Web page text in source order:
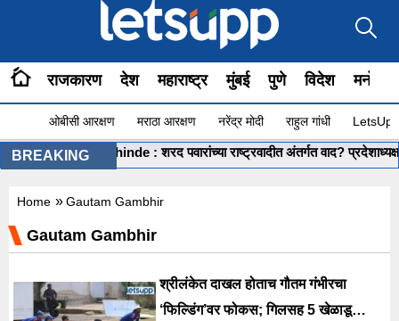
राजकारण देश महाराष्ट्र मुंबई पुणे विदेश
ओबीसी आरक्षण मराठा आरक्षण नरेंद्र मोदी राहुल गांधी
BREAKING
Shashikant Shinde : शरद पवारांच्या राष्ट्रवादीत अंतर्गत वाद? प्रदेशाध्यक्ष
Home »Gautam Gambhir
Gautam Gambhir
श्रीलंकेत दाखल होताच गौतम गंभीरचा
‘फिल्डिंग’वर फोकस; गिलसह 5 खेळाडू